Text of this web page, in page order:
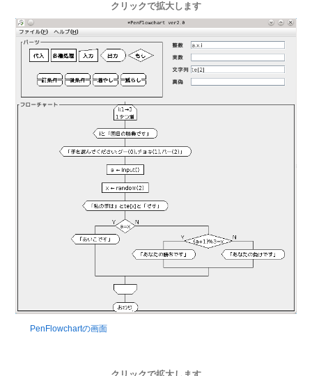
クリックで拡大します
PenFlowchartの画面